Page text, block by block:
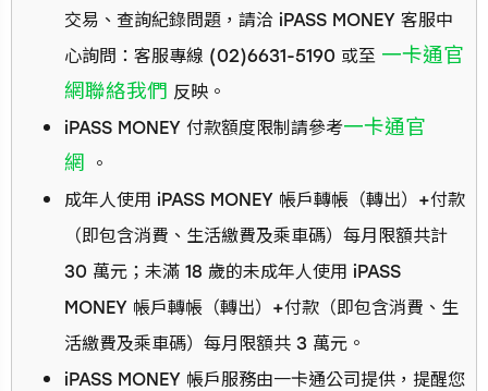
交易、查詢紀錄問題，請洽 iPASS MONEY 客服中
心詢問：客服專線 (02)6631-5190 或至 一卡通官
網聯絡我們 反映。
iPASS MONEY 付款額度限制請參考一卡通官
網 。
成年人使用 iPASS MONEY 帳戶轉帳（轉出）+付款
（即包含消費、生活繳費及乘車碼）每月限額共計
30 萬元；未滿 18 歲的未成年人使用 iPASS
MONEY 帳戶轉帳（轉出）+付款（即包含消費、生
活繳費及乘車碼）每月限額共 3 萬元。
iPASS MONEY 帳戶服務由一卡通公司提供，提醒您